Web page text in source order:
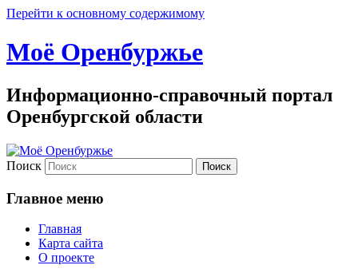
Перейти к основному содержимому
Моё Оренбуржье
Информационно-справочный портал
Оренбургской области
Поиск
Главное меню
Главная
Карта сайта
О проекте